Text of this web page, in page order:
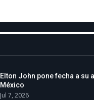
Elton John pone fecha a su
México
Jul 7, 2026